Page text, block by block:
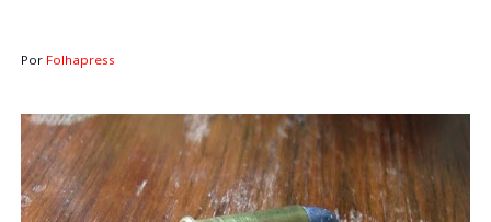
Por Folhapress